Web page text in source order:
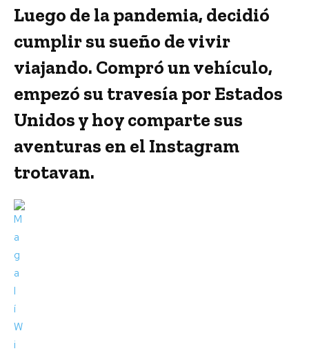
Luego de la pandemia, decidió
cumplir su sueño de vivir
viajando. Compró un vehículo,
empezó su travesía por Estados
Unidos y hoy comparte sus
aventuras en el Instagram
trotavan.